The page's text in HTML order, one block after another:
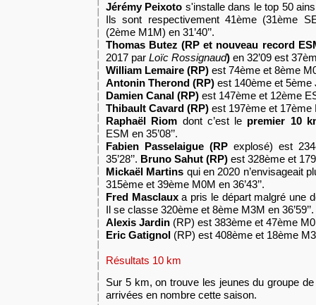
Jérémy Peixoto s'installe dans le top 50
Ils sont respectivement 41ème (31ème
(2ème M1M) en 31’40’’.
Thomas Butez (RPet nouveau record
2017 par Loïc Rossignaud) en 32’09 est
William Lemaire (RP) est 74ème et 8ème
Antonin Therond (RP) est 140ème et 5ème
Damien Canal (RP) est 147ème et 12ème
Thibault Cavard (RP) est 197ème et 17ème
Raphaël Riom dont c’est le premier 10
ESM en 35’08’’.
Fabien Passelaigue (RP explosé) est
35’28’’. Bruno Sahut (RP) est 328ème et
Mickaël Martins qui en 2020 n’envisageait
315ème et 39ème M0M en 36’43’’.
Fred Masclauxa pris le départ malgré une
Il se classe 320ème et 8ème M3M en 36’59’’.
Alexis Jardin (RP) est 383ème et 47ème
Eric Gatignol (RP) est 408ème et 18ème
Résultats 10 km
Sur 5 km, on trouve les jeunes du groupe
arrivées en nombre cette saison.